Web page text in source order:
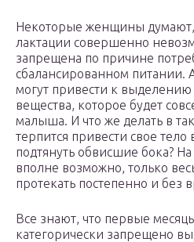
Некоторые женщины думают,
лактации совершенно
запрещена по причине
сбалансированном питании.
могут привести к
вещества, которое будет
малыша. И что же делать в
терпится привести свое
подтянуть обвисшие бока?
вполне возможно, только
протекать постепенно и без
Все знают, что первые
категорически запрещено